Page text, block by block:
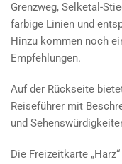
Grenzweg, Selketal-
farbige Linien und
Hinzu kommen noch
Empfehlungen.
Auf der Rückseite
Reiseführer mit
und
Die Freizeitkarte